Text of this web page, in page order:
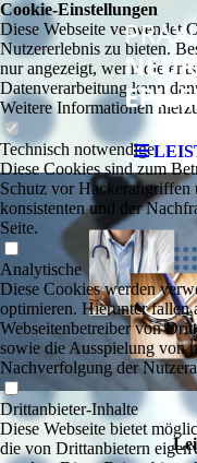
Cookie-Einstellungen
Diese Webseite verwendet
Nutzererlebnis zu bieten.
nur angezeigt, wenn die
Datenverarbeitung kann
Weitere Informationen
Technisch notwendige
Diese Cookies sind zum
Schutz vor Hackerangriffen
konsistenten und der
Seite.
Analytische
Diese Cookies werden
optimieren. Hierunter fallen
Webseitenbetreiber von
sowie die Ausspielung von
Nachverfolgung der
Drittanbieter-Inhalte
Diese Webseite bietet
die von Drittanbietern